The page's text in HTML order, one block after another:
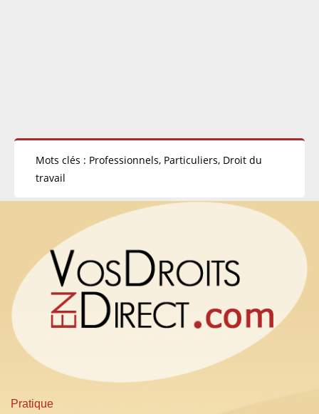
Mots clés : Professionnels, Particuliers, Droit du
travail
Pratique